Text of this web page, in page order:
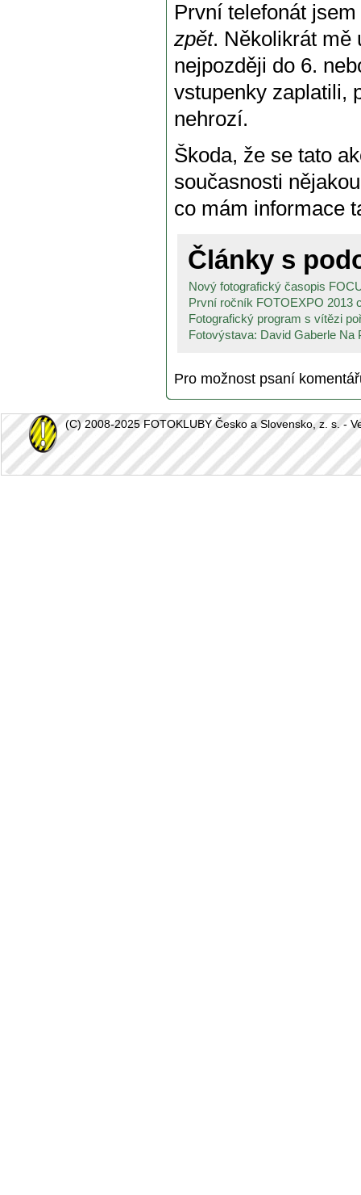
První telefonát
zpět. Několikrát mě
nejpozději do 6.
vstupenky zaplatili,
nehrozí.
Škoda, že se tato
současnosti
co mám informace
Články s
Nový fotografický časopis
První ročník FOTOEXPO 2013
Fotografický program s vítězi
Fotovýstava: David Gaberle Na
Pro možnost psaní
(C) 2008-2025 FOTOKLUBY Česko a Slovensko, z. s. -